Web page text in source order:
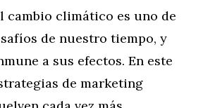
cambio climático es uno de
de nuestro tiempo, y
a sus efectos. En este
de marketing